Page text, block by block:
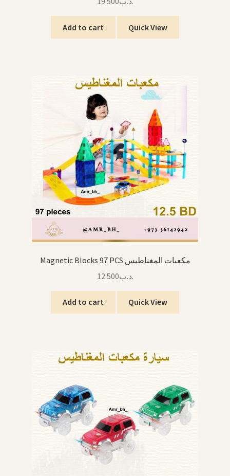
Add to cart Quick View
Magnetic Blocks 97 PCS مكعبات المغناطيس
.د.ب12.500
Add to cart Quick View